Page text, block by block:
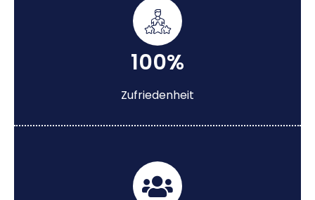
100%
Zufriedenheit